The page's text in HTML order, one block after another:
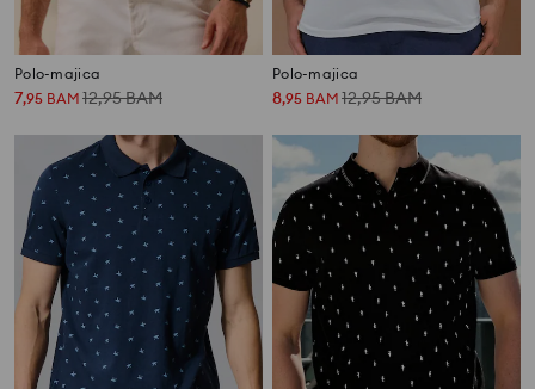
Polo-majica
7,95 BAM 12,95BAM
Polo-majica
8,95 BAM 12,95BAM